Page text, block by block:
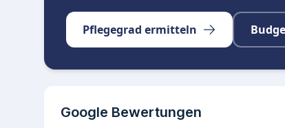
Pflegegrad ermitteln
Google Bewertungen